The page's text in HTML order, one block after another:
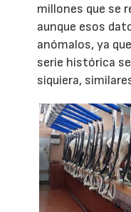
millones que se
aunque esos
anómalos, ya
serie histórica
siquiera,